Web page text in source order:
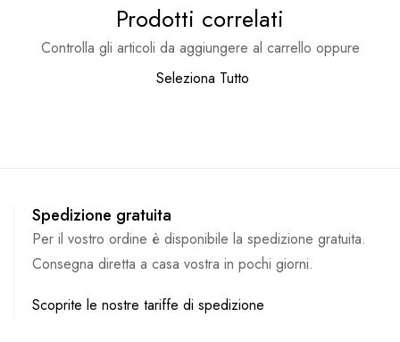
Prodotti correlati
Controlla gli articoli da aggiungere al carrello oppure
Seleziona Tutto
Spedizione gratuita
Per il vostro ordine è disponibile la spedizione gratuita.
Consegna diretta a casa vostra in pochi giorni.
Scoprite le nostre tariffe di spedizione